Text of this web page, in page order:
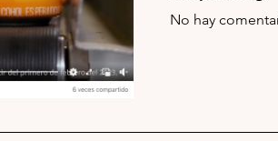
No hay